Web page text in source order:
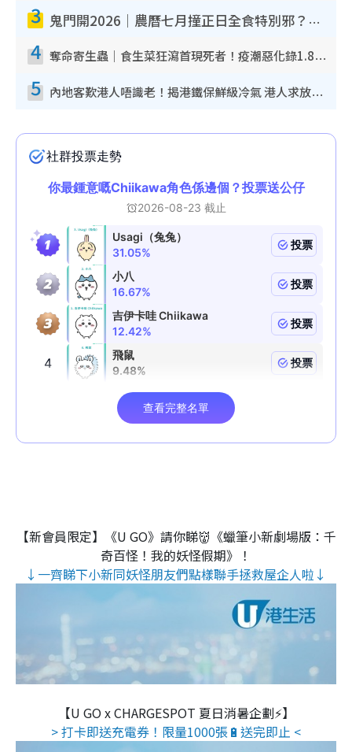
3 鬼門開2026｜農曆七月撞正日全食特別邪？專家警告切忌做一事！揭4大禁忌+2招保平安
4 奪命寄生蟲｜食生菜狂瀉首現死者！疫潮惡化錄1.8萬宗病例 揭洗菜3大謬誤
5 內地客歎港人唔識老！揭港鐵保鮮級冷氣 港人求放過：咪投訴
【新會員限定】《U GO》請你睇👹《蠟筆小新劇場版：千
奇百怪！我的妖怪假期》！
↓一齊睇下小新同妖怪朋友們點樣聯手拯救屋企人啦↓
【U GO x CHARGESPOT 夏日消暑企劃⚡】
> 打卡即送充電券！限量1000張🔋送完即止 <